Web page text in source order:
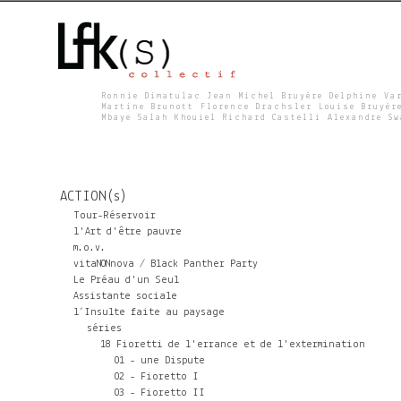
F
K
S
Ronnie Dimatulac Jean Michel Bruyère Delphine
Martine Brunott Florence Drachsler Louise
Mbaye Salah Khouiel Richard Castelli Alexandre
ACTION(s)
Tour-Réservoir
l'Art d'être pauvre
m.o.v.
vitaNONnova / Black Panther Party
Le Préau d'un Seul
Assistante sociale
l’Insulte faite au paysage
séries
18 Fioretti de l'errance et de l'extermination
01 - une Dispute
02 - Fioretto I
03 - Fioretto II